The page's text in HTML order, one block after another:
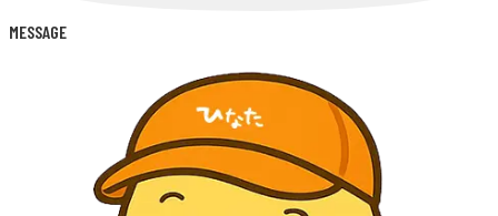
MESSAGE